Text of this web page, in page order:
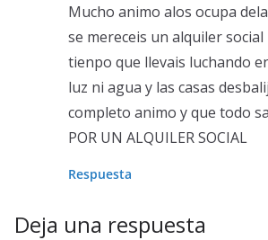
Mucho animo alos ocupa
se mereceis un alquiler
tienpo que llevais luchando
luz ni agua y las casas
completo animo y que todo
POR UN ALQUILER SOCIAL
Respuesta
Deja una respuesta